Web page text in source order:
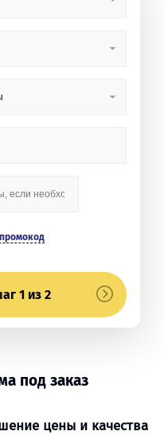
1 из 2
под заказ
цены и качества